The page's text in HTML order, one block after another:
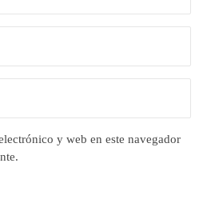
y web en este navegador